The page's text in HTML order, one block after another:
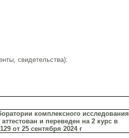
свидетельства):
комплексного исследования
и переведен на 2 курс в
от 25 сентября 2024 г